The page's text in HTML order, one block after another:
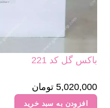
باکس گل کد 221
5,020,000 تومان
افزودن به سبد خرید